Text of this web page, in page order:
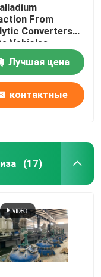
From
Converters
Vehicles
Лучшая цена
контактные
(17)